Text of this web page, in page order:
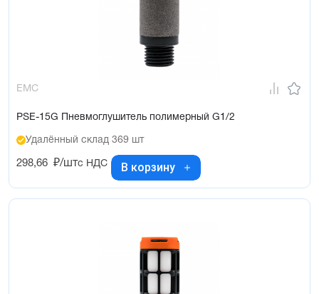
EMC
PSE-15G Пневмоглушитель полимерный G1/2
Удалённый склад 369 шт
298,66 ₽/штс НДС В корзину